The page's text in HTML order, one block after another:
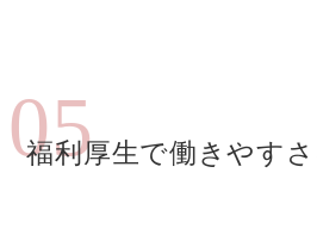
05
福利厚生で働きやす